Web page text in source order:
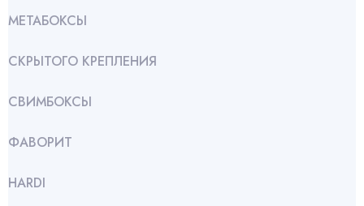
МЕТАБОКСЫ
СКРЫТОГО КРЕПЛЕНИЯ
СВИМБОКСЫ
ФАВОРИТ
HARDI